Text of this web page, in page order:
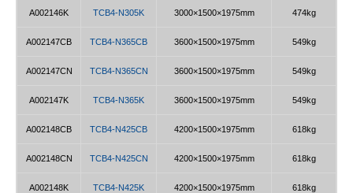
A002146K TCB4-N305K 3000×1500×1975mm 474kg
A002147CB TCB4-N365CB 3600×1500×1975mm 549kg
A002147CN TCB4-N365CN 3600×1500×1975mm 549kg
A002147K TCB4-N365K 3600×1500×1975mm 549kg
A002148CB TCB4-N425CB 4200×1500×1975mm 618kg
A002148CN TCB4-N425CN 4200×1500×1975mm 618kg
A002148K TCB4-N425K 4200×1500×1975mm 618kg